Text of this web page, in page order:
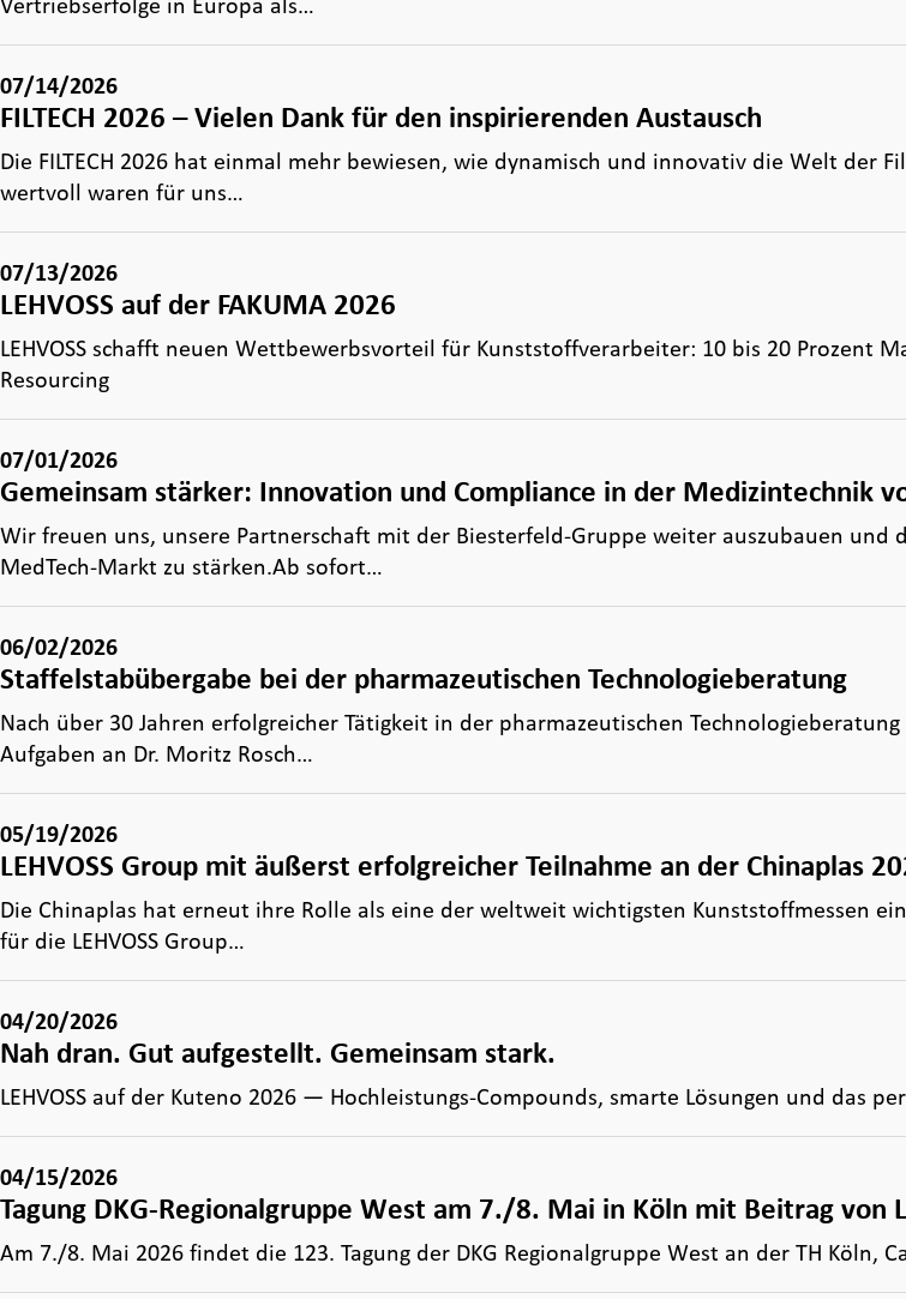
07/14/2026
FILTECH 2026 – Vielen Dank für den inspirierenden Austausch
Die FILTECH 2026 hat einmal mehr bewiesen, wie dynamisch und innovativ die Welt der
wertvoll waren für uns…
07/13/2026
LEHVOSS auf der FAKUMA 2026
LEHVOSS schafft neuen Wettbewerbsvorteil für Kunststoffverarbeiter: 10 bis 20 Prozent
Resourcing
07/01/2026
Gemeinsam stärker: Innovation und Compliance in der Medizintechnik
Wir freuen uns, unsere Partnerschaft mit der Biesterfeld-Gruppe weiter auszubauen und
MedTech-Markt zu stärken.Ab sofort…
06/02/2026
Staffelstabübergabe bei der pharmazeutischen Technologieberatung
Nach über 30 Jahren erfolgreicher Tätigkeit in der pharmazeutischen
Aufgaben an Dr. Moritz Rosch…
05/19/2026
LEHVOSS Group mit äußerst erfolgreicher Teilnahme an der Chinaplas
Die Chinaplas hat erneut ihre Rolle als eine der weltweit wichtigsten Kunststoffmessen
für die LEHVOSS Group…
04/20/2026
Nah dran. Gut aufgestellt. Gemeinsam stark.
LEHVOSS auf der Kuteno 2026 — Hochleistungs-Compounds, smarte Lösungen und das
04/15/2026
Tagung DKG-Regionalgruppe West am 7./8. Mai in Köln mit Beitrag von
Am 7./8. Mai 2026 findet die 123. Tagung der DKG Regionalgruppe West an der TH Köln,